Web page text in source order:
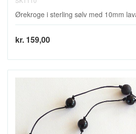
Ørekroge i sterling sølv med 10mm
kr. 159,00